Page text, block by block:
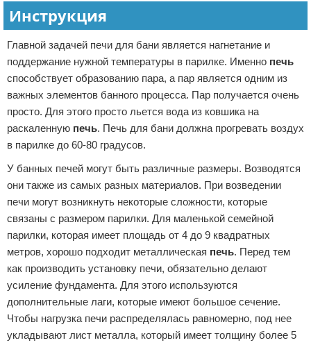
Инструкция
Главной задачей печи для бани является нагнетание и
поддержание нужной температуры в парилке. Именно печь
способствует образованию пара, а пар является одним из
важных элементов банного процесса. Пар получается очень
просто. Для этого просто льется вода из ковшика на
раскаленную печь. Печь для бани должна прогревать воздух
в парилке до 60-80 градусов.
У банных печей могут быть различные размеры. Возводятся
они также из самых разных материалов. При возведении
печи могут возникнуть некоторые сложности, которые
связаны с размером парилки. Для маленькой семейной
парилки, которая имеет площадь от 4 до 9 квадратных
метров, хорошо подходит металлическая печь. Перед тем
как производить установку печи, обязательно делают
усиление фундамента. Для этого используются
дополнительные лаги, которые имеют большое сечение.
Чтобы нагрузка печи распределялась равномерно, под нее
укладывают лист металла, который имеет толщину более 5